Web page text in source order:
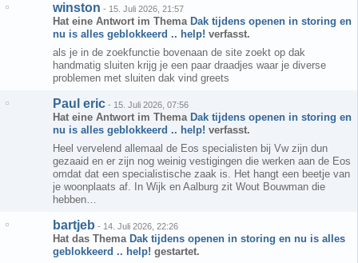
winston - 15. Juli 2026, 21:57
Hat eine Antwort im Thema Dak tijdens openen in storing en
nu is alles geblokkeerd .. help! verfasst.
als je in de zoekfunctie bovenaan de site zoekt op dak
handmatig sluiten krijg je een paar draadjes waar je diverse
problemen met sluiten dak vind greets
Paul eric - 15. Juli 2026, 07:56
Hat eine Antwort im Thema Dak tijdens openen in storing en
nu is alles geblokkeerd .. help! verfasst.
Heel vervelend allemaal de Eos specialisten bij Vw zijn dun
gezaaid en er zijn nog weinig vestigingen die werken aan de Eos
omdat dat een specialistische zaak is. Het hangt een beetje van
je woonplaats af. In Wijk en Aalburg zit Wout Bouwman die
hebben…
bartjeb - 14. Juli 2026, 22:26
Hat das Thema Dak tijdens openen in storing en nu is alles
geblokkeerd .. help! gestartet.